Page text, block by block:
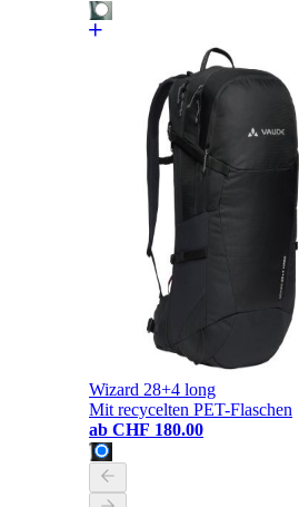
Wizard 28+4 long
Mit recycelten PET-Flaschen
ab CHF 180.00